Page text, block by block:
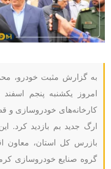
به گزارش مثبت خودرو،
امروز یکشنبه پنجم
کارخانه‌های خودروسازی و
ارگ جدید بم بازدید کرد.
بازرس کل استان، معاون
گروه صنایع خودروسازی